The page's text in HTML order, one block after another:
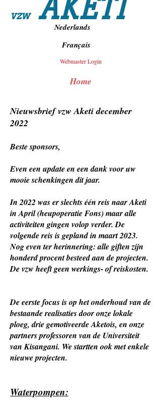
vzw
Nederlands
Français
Webmaster Login
Home
Nieuwsbrief vzw Aketi december
2022
Beste sponsors,
Even een update en een dank voor uw
mooie schenkingen dit jaar.
In 2022 was er slechts één reis naar Aketi
in April (heupoperatie Fons) maar alle
activiteiten gingen volop verder. De
volgende reis is gepland in maart 2023.
Nog even ter herinnering: alle giften zijn
honderd procent besteed aan de projecten.
De vzw heeft geen werkings- of reiskosten.
De eerste focus is op het onderhoud van de
bestaande realisaties door onze lokale
ploeg, drie gemotiveerde Aketois, en onze
partners professoren van de Universiteit
van Kisangani. We startten ook met enkele
nieuwe projecten.
Waterpompen: